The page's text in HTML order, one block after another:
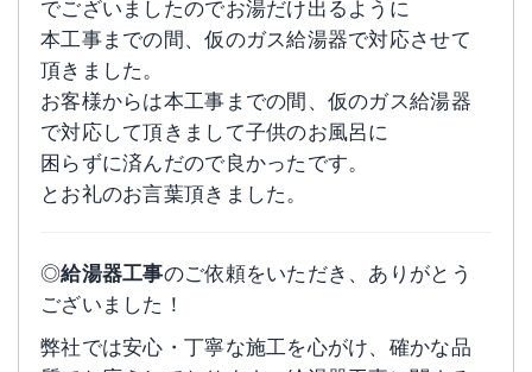
でございましたのでお湯だけ出るように
本工事までの間、仮のガス給湯器で対応させて
頂きました。
お客様からは本工事までの間、仮のガス給湯器
で対応して頂きまして子供のお風呂に
困らずに済んだので良かったです。
とお礼のお言葉頂きました。
◎給湯器工事のご依頼をいただき、ありがとう
ございました！
弊社では安心・丁寧な施工を心がけ、確かな品